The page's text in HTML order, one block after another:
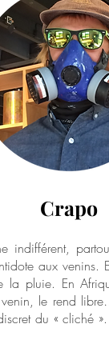
Crapo
indifférent,
aux venins.
la pluie. En
le rend
du « cliché ».